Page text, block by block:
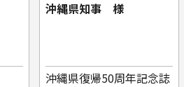
沖縄県知事 様
沖縄県復帰50周年記念誌